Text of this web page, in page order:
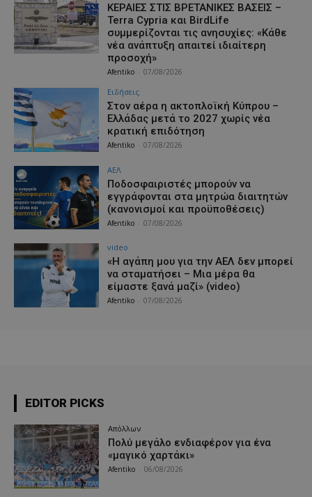
ΚΕΡΑΙΕΣ ΣΤΙΣ ΒΡΕΤΑΝΙΚΕΣ ΒΑΣΕΙΣ –
Terra Cypria και BirdLife
συμμερίζονται τις ανησυχίες: «Κάθε
νέα ανάπτυξη απαιτεί ιδιαίτερη
προσοχή»
Afentiko 07/08/2026
Ειδήσεις
Στον αέρα η ακτοπλοϊκή Κύπρου –
Ελλάδας μετά το 2027 χωρίς νέα
κρατική επιδότηση
Afentiko 07/08/2026
ΑΕΛ
Ποδοσφαιριστές μπορούν να
εγγράφονται στα μητρώα διαιτητών
(κανονισμοί και προϋποθέσεις)
Afentiko 07/08/2026
video
«Η αγάπη μου για την ΑΕΛ δεν μπορεί
να σταματήσει – Μια μέρα θα
είμαστε ξανά μαζί» (video)
Afentiko 07/08/2026
EDITOR PICKS
Απόλλων
Πολύ μεγάλο ενδιαφέρον για ένα
«μαγικό χαρτάκι»
Afentiko 06/08/2026